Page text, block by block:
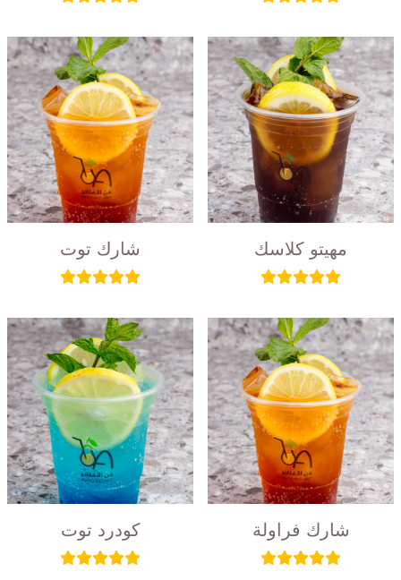
مهيتو كلاسك شارك توت
شارك فراولة كودرد توت